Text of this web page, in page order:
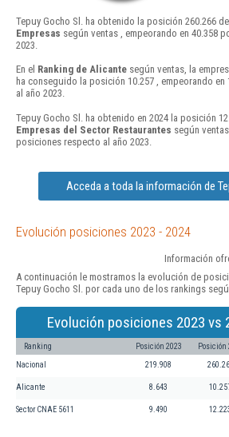
Tepuy Gocho Sl. ha obtenido la posición 260.266 del
Empresas según ventas , empeorando en 40.358
2023.
En el Ranking de Alicante según ventas, la
ha conseguido la posición 10.257 , empeorando
al año 2023.
Tepuy Gocho Sl. ha obtenido en 2024 la posición
Empresas del Sector Restaurantes según
posiciones respecto al año 2023.
Acceda a toda la información de
Evolución posiciones 2023 - 2024
Información
A continuación le mostramos la evolución de
Tepuy Gocho Sl. por cada uno de los rankings
Evolución posiciones 2023 vs
Ranking Posición 2023 Posición
Nacional 219.908
Alicante 8.643
Sector CNAE 5611 9.490